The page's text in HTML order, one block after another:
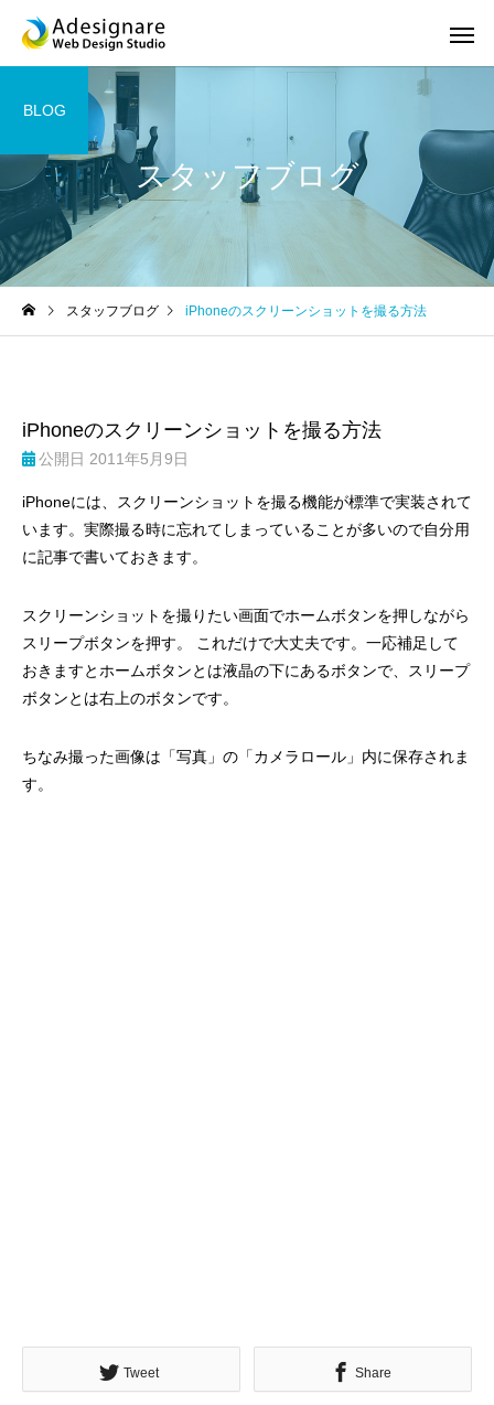
ホームページ制作 スマホサ
スタッフブログ
BLOG
スタッフブログ iPhoneのスクリーンショットを撮る方法
iPhoneのスクリーンショットを撮る方法
公開日 2011年5月9日
iPhoneには、スクリーンショットを撮る機能が標準で実装されて
います。実際撮る時に忘れてしまっていることが多いので自分用
に記事で書いておきます。
スクリーンショットを撮りたい画面でホームボタンを押しながら
スリープボタンを押す。 これだけで大丈夫です。一応補足して
おきますとホームボタンとは液晶の下にあるボタンで、スリープ
ボタンとは右上のボタンです。
ちなみ撮った画像は「写真」の「カメラロール」内に保存されま
す。
Tweet Share